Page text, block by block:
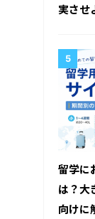
実させ
留学に
は？大
向けに